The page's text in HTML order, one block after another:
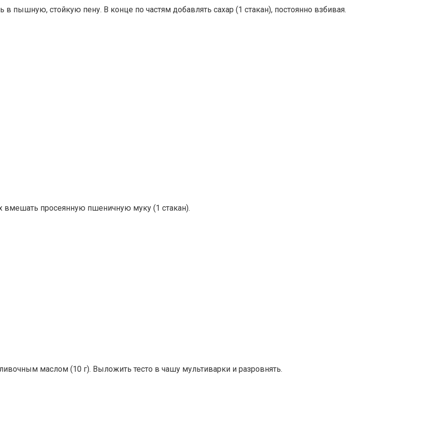
пышную, стойкую пену. В конце по частям добавлять сахар (1 стакан), постоянно взбивая.
вмешать просеянную пшеничную муку (1 стакан).
маслом (10 г). Выложить тесто в чашу мультиварки и разровнять.